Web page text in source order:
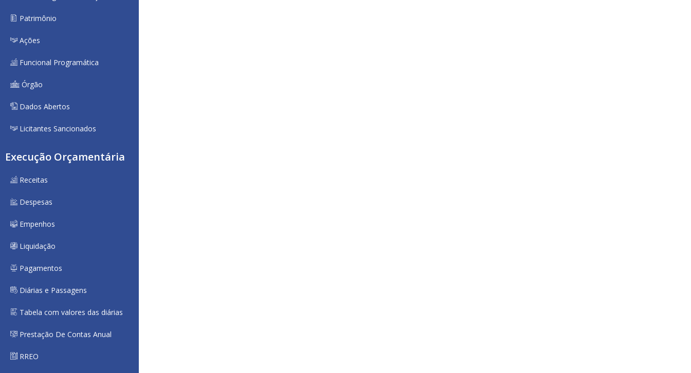
Patrimônio
Ações
Funcional Programática
Órgão
Dados Abertos
Licitantes Sancionados
Execução Orçamentária
Receitas
Despesas
Empenhos
Liquidação
Pagamentos
Diárias e Passagens
Tabela com valores das diárias
Prestação De Contas Anual
RREO